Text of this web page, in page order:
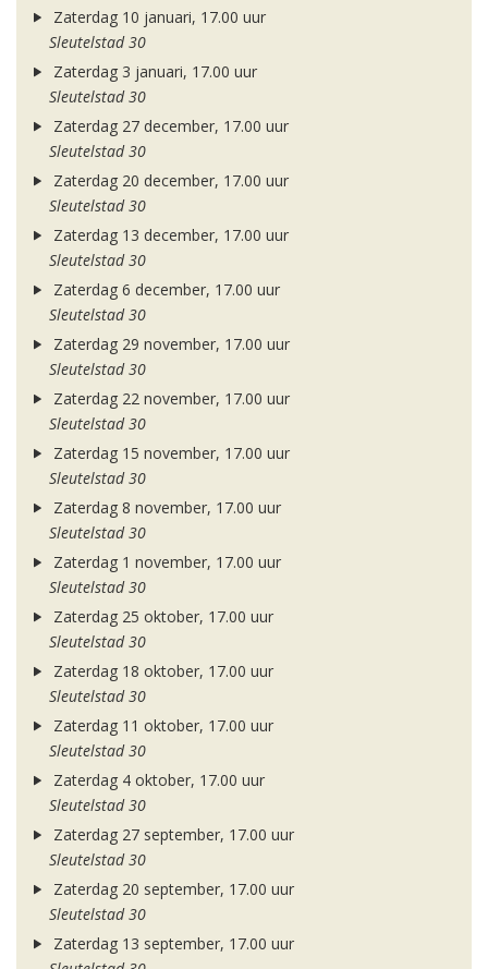
Zaterdag 10 januari, 17.00 uur
Sleutelstad 30
Zaterdag 3 januari, 17.00 uur
Sleutelstad 30
Zaterdag 27 december, 17.00 uur
Sleutelstad 30
Zaterdag 20 december, 17.00 uur
Sleutelstad 30
Zaterdag 13 december, 17.00 uur
Sleutelstad 30
Zaterdag 6 december, 17.00 uur
Sleutelstad 30
Zaterdag 29 november, 17.00 uur
Sleutelstad 30
Zaterdag 22 november, 17.00 uur
Sleutelstad 30
Zaterdag 15 november, 17.00 uur
Sleutelstad 30
Zaterdag 8 november, 17.00 uur
Sleutelstad 30
Zaterdag 1 november, 17.00 uur
Sleutelstad 30
Zaterdag 25 oktober, 17.00 uur
Sleutelstad 30
Zaterdag 18 oktober, 17.00 uur
Sleutelstad 30
Zaterdag 11 oktober, 17.00 uur
Sleutelstad 30
Zaterdag 4 oktober, 17.00 uur
Sleutelstad 30
Zaterdag 27 september, 17.00 uur
Sleutelstad 30
Zaterdag 20 september, 17.00 uur
Sleutelstad 30
Zaterdag 13 september, 17.00 uur